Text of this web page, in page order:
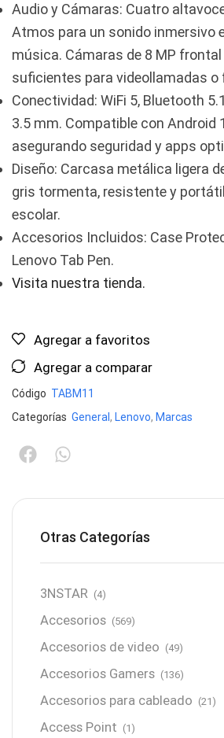
Audio y Cámaras: Cuatro
Atmos para un sonido inmersivo
música. Cámaras de 8 MP
suficientes para videollamadas
Conectividad: WiFi 5, Bluetooth
3.5 mm. Compatible con Android
asegurando seguridad y apps
Diseño: Carcasa metálica ligera
gris tormenta, resistente y
escolar.
Accesorios Incluidos: Case
Lenovo Tab Pen.
Visita nuestra tienda.
Agregar a favoritos
Agregar a comparar
Código TABM11
Categorías General , Lenovo, Marcas
Otras Categorías
3NSTAR (4)
Accesorios (569)
Accesorios de video (49)
Accesorios Gamers (136)
Accesorios para cableado (21)
Access Point (1)